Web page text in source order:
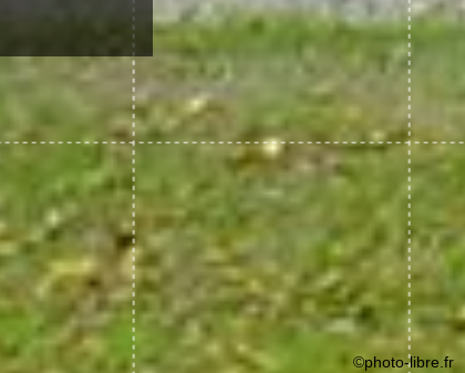
©photo-libre.fr